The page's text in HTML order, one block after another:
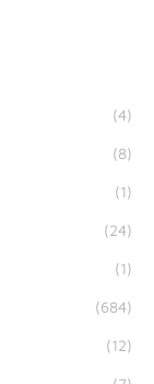
(4)
(8)
(1)
(24)
(1)
(684)
(12)